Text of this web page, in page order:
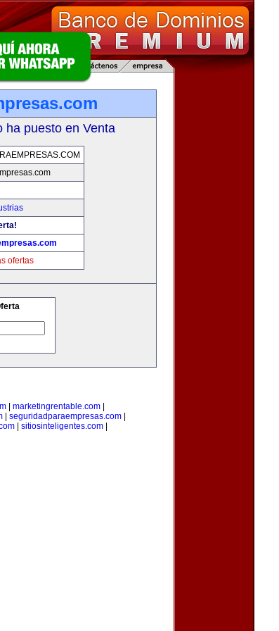
ha puesto en Venta
ofertas
marketingrentable.com
seguridadparaempresas.com
| sitiosinteligentes.com|